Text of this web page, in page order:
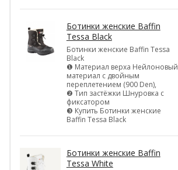
Ботинки женские Baffin
Tessa Black
Ботинки женские Baffin Tessa
Black
❶ Материал верха Нейлоновый
материал с двойным
переплетением (900 Den),
❷ Тип застёжки Шнуровка с
фиксатором
❸ Купить Ботинки женские
Baffin Tessa Black
Ботинки женские Baffin
Tessa White